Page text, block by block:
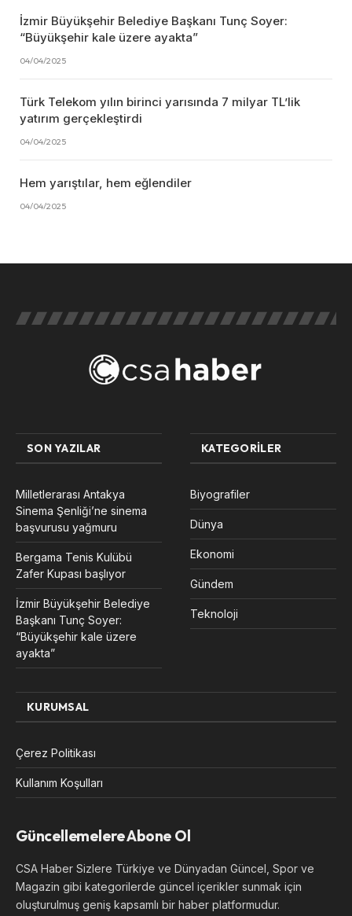
İzmir Büyükşehir Belediye Başkanı Tunç Soyer:
“Büyükşehir kale üzere ayakta”
04/04/2025
Türk Telekom yılın birinci yarısında 7 milyar TL’lik
yatırım gerçekleştirdi
04/04/2025
Hem yarıştılar, hem eğlendiler
04/04/2025
SON YAZILAR
Milletlerarası Antakya
Sinema Şenliği’ne sinema
başvurusu yağmuru
Bergama Tenis Kulübü
Zafer Kupası başlıyor
İzmir Büyükşehir Belediye
Başkanı Tunç Soyer:
“Büyükşehir kale üzere
ayakta”
KATEGORILER
Biyografiler
Dünya
Ekonomi
Gündem
Teknoloji
KURUMSAL
Çerez Politikası
Kullanım Koşulları
Güncellemelere Abone Ol
CSA Haber Sizlere Türkiye ve Dünyadan Güncel, Spor ve
Magazin gibi kategorilerde güncel içerikler sunmak için
oluşturulmuş geniş kapsamlı bir haber platformudur.